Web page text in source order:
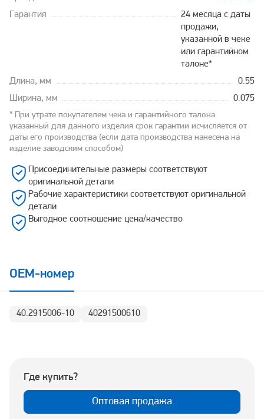
Гарантия
24 месяца с даты
продажи,
указанной в чеке
или гарантийном
талоне*
Длина, мм
0.55
Ширина, мм
0.075
* При утрате покупателем чека и гарантийного талона
указанный для данного изделия срок гарантии исчисляется от
даты его производства (если дата производства нанесена на
изделие заводским способом)
Присоединительные размеры соответствуют
оригинальной детали
Рабочие характеристики соответствуют оригинальной
детали
Выгодное соотношение цена/качество
OEM-номер
40.2915006-10 40291500610
Где купить?
Оптовая продажа